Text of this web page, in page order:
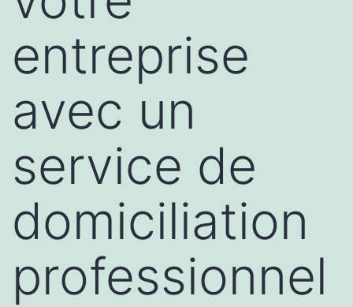
entreprise
avec un
service de
domiciliation
professionnel